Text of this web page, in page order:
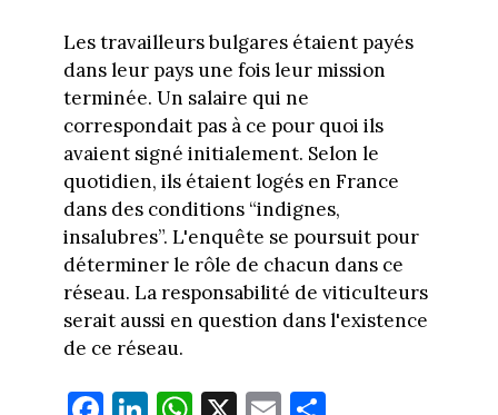
Les travailleurs bulgares étaient payés
dans leur pays une fois leur mission
terminée. Un salaire qui ne
correspondait pas à ce pour quoi ils
avaient signé initialement. Selon le
quotidien, ils étaient logés en France
dans des conditions “indignes,
insalubres”. L'enquête se poursuit pour
déterminer le rôle de chacun dans ce
réseau. La responsabilité de viticulteurs
serait aussi en question dans l'existence
de ce réseau.